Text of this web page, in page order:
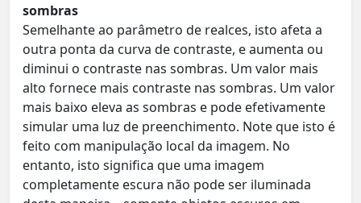
sombras
Semelhante ao parâmetro de realces, isto afeta a
outra ponta da curva de contraste, e aumenta ou
diminui o contraste nas sombras. Um valor mais
alto fornece mais contraste nas sombras. Um valor
mais baixo eleva as sombras e pode efetivamente
simular uma luz de preenchimento. Note que isto é
feito com manipulação local da imagem. No
entanto, isto significa que uma imagem
completamente escura não pode ser iluminada